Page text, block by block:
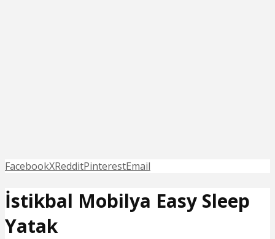
FacebookXRedditPinterestEmail
İstikbal Mobilya Easy Sleep
Yatak